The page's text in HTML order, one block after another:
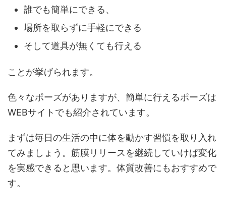
誰でも簡単にできる、
場所を取らずに手軽にできる
そして道具が無くても行える
ことが挙げられます。
色々なポーズがありますが、簡単に行えるポーズは
WEBサイトでも紹介されています。
まずは毎日の生活の中に体を動かす習慣を取り入れ
てみましょう。筋膜リリースを継続していけば変化
を実感できると思います。体質改善にもおすすめで
す。